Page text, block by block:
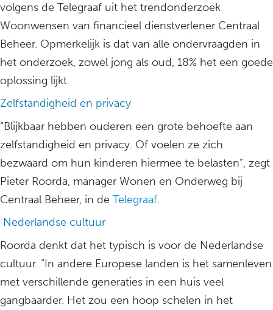
volgens de Telegraaf uit het trendonderzoek
Woonwensen van financieel dienstverlener Centraal
Beheer. Opmerkelijk is dat van alle ondervraagden in
het onderzoek, zowel jong als oud, 18% het een goede
oplossing lijkt.
Zelfstandigheid en privacy
“Blijkbaar hebben ouderen een grote behoefte aan
zelfstandigheid en privacy. Of voelen ze zich
bezwaard om hun kinderen hiermee te belasten”, zegt
Pieter Roorda, manager Wonen en Onderweg bij
Centraal Beheer, in de Telegraaf.
Nederlandse cultuur
Roorda denkt dat het typisch is voor de Nederlandse
cultuur. “In andere Europese landen is het samenleven
met verschillende generaties in een huis veel
gangbaarder. Het zou een hoop schelen in het